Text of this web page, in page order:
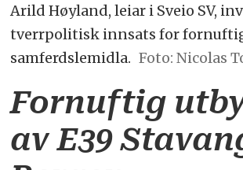
Arild Høyland, leiar i Sveio SV,
tverrpolitisk innsats for
samferdslemidla.
Nicolas
Fornuftig
av E39